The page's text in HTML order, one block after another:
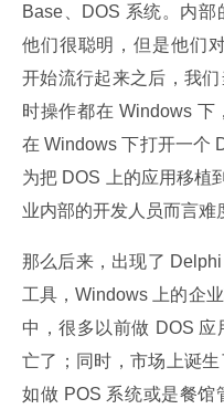
Base、DOS 系统。内部
他们很聪明，但是他们
开始流行起来之后，我
时操作都在 Windows 下
在 Windows 下打开一个
为把 DOS 上的应用移植
业内部的开发人员而言难
那么后来，出现了
工具，Windows 上的企
中，很多以前做 DOS
亡了；同时，市场上诞
如做 POS 系统或是餐馆